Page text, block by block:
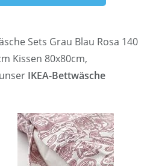
Sets Grau Blau Rosa 140
Kissen 80x80cm,
IKEA-Bettwäsche